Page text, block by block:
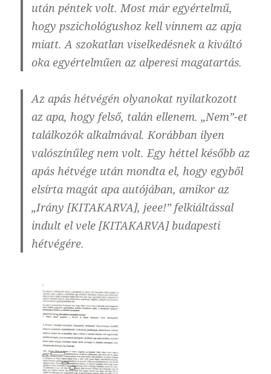
után péntek volt. Most már egyértelmű,
hogy pszichológushoz kell vinnem az apja
miatt. A szokatlan viselkedésnek a kiváltó
oka egyértelműen az alperesi magatartás.
Az apás hétvégén olyanokat nyilatkozott
az apa, hogy felső, talán ellenem. „Nem”-et
találkozók alkalmával. Korábban ilyen
valószínűleg nem volt. Egy héttel később az
apás hétvége után mondta el, hogy egyből
elsírta magát apa autójában, amikor az
„Irány [KITAKARVA], jeee!” felkiáltással
indult el vele [KITAKARVA] budapesti
hétvégére.